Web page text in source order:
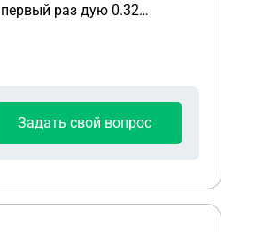
первый раз дую 0.32
в куртке) врач
этого мы стояли
и ключи от нее. Я
сажусь за руль и дальше
Задать свой вопрос